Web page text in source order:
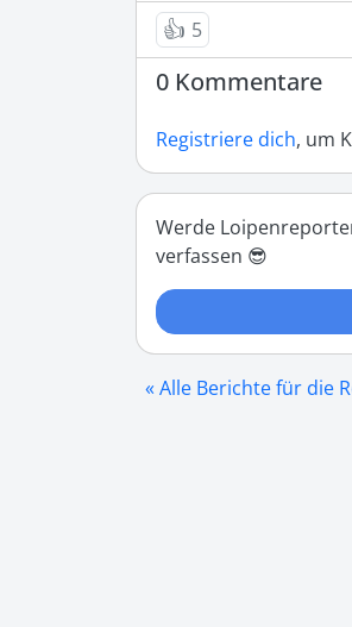
👍 5
0 Kommentare
Registriere dich, um
Werde
verfassen 😎
« Alle Berichte für die